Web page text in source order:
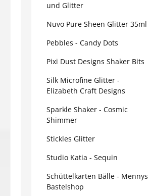
und Glitter
Nuvo Pure Sheen Glitter 35ml
Pebbles - Candy Dots
Pixi Dust Designs Shaker Bits
Silk Microfine Glitter -
Elizabeth Craft Designs
Sparkle Shaker - Cosmic
Shimmer
Stickles Glitter
Studio Katia - Sequin
Schüttelkarten Bälle - Mennys
Bastelshop